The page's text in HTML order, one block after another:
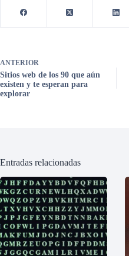
ANTERIOR
Sitios web de los 90 que aún
existen y te esperan para
explorar
Entradas relacionadas